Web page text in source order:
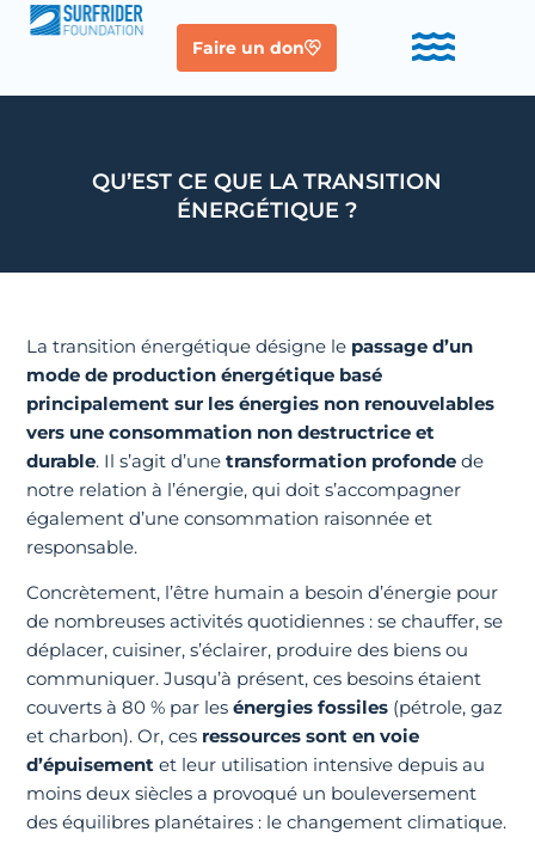
Faire un don
QU’EST CE QUE LA TRANSITION
ÉNERGÉTIQUE ?
La transition énergétique désigne le passage d’un
mode de production énergétique basé
principalement sur les énergies non renouvelables
vers une consommation non destructrice et
durable. Il s’agit d’unetransformation profonde de
notre relation à l’énergie, qui doit s’accompagner
également d’une consommation raisonnée et
responsable.
Concrètement, l’être humain a besoin d’énergie pour
de nombreuses activités quotidiennes : se chauffer, se
déplacer, cuisiner, s’éclairer, produire des biens ou
communiquer. Jusqu’à présent, ces besoins étaient
couverts à 80 % par lesénergies fossiles (pétrole, gaz
et charbon). Or, ces ressources sont en voie
d’épuisement et leur utilisation intensive depuis au
moins deux siècles a provoqué un bouleversement
des équilibres planétaires : le changement climatique.